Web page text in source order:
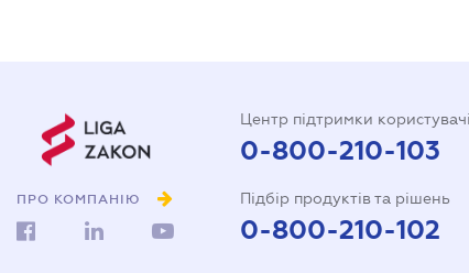
ПРО КОМПАНІЮ
Центр підтримки
0-800-210-103
Підбір продуктів та рішень
0-800-210-102